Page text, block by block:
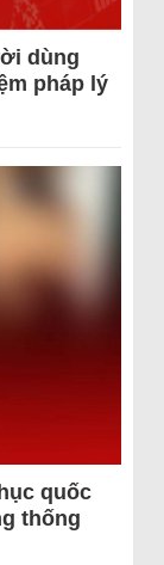
dùng
pháp lý
quốc
thống